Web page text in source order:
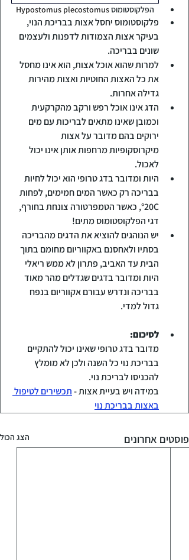
הפלקוסטומוס Hypostomus plecostomus
פלקוסטומוס יחסל אצות בבריכת הנוי,
בעיקר אצות הצמודות לדפנות ולעצמים
שונים בבריכה.
למרות שהוא אוכל אצות, הוא אינו מחסל
את כל האצות החוטיות ואצות מהירות
גדילה אחרות.
הדג אינו אוכל רפש ורקב מהקרקעית
וכמובן שאינו מתאים לבריכות עם מים
ירוקים בהם מדובר על אצות
מיקרוסקופיות מרחפות אותן אינו יכול
לאכול.
היות ומדובר בדג טרופי הוא יכול לחיות
בבריכה רק כאשר המים חמימים, לפחות
°20C, כאשר הטמפרטורה צונחת בחורף,
דגי הפלקוסטומוס מתים!
יש הנוהגים להוציא את הדגים מהבריכה
בסתיו ולאחסנם באקווריום מחומם בתוך
הבית עד האביב, פתרון לא ממש ריאלי
היות ומדובר בדגים שגדלים מהר מאוד
בבריכה ונדרש עבורם אקווריום בנפח
גדול למדי.
לסיכום:
מדובר בדג טרופי שאינו יכול להתקיים
בבריכת נוי כל השנה ולכן לא מומלץ
להכניסו לבריכת נוי.
במידה ויש בעיית אצות - תכשירים לטיפול
באצות בבריכת נוי
פוסטים אחרונים הצג הכול